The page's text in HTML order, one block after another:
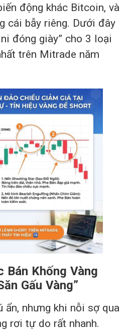
động khác Bitcoin, và
cái bẫy riêng. Dưới đây
đóng giày” cho 3 loại
trên Mitrade năm
Bán Khống Vàng
Gấu Vàng”
ẩn, nhưng khi nỗi sợ qua
rơi tự do rất nhanh.